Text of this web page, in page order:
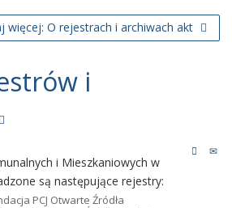
więcej: O rejestrach i archiwach akt
i
i Mieszkaniowych w
są następujące rejestry:
PCJ Otwarte Źródła